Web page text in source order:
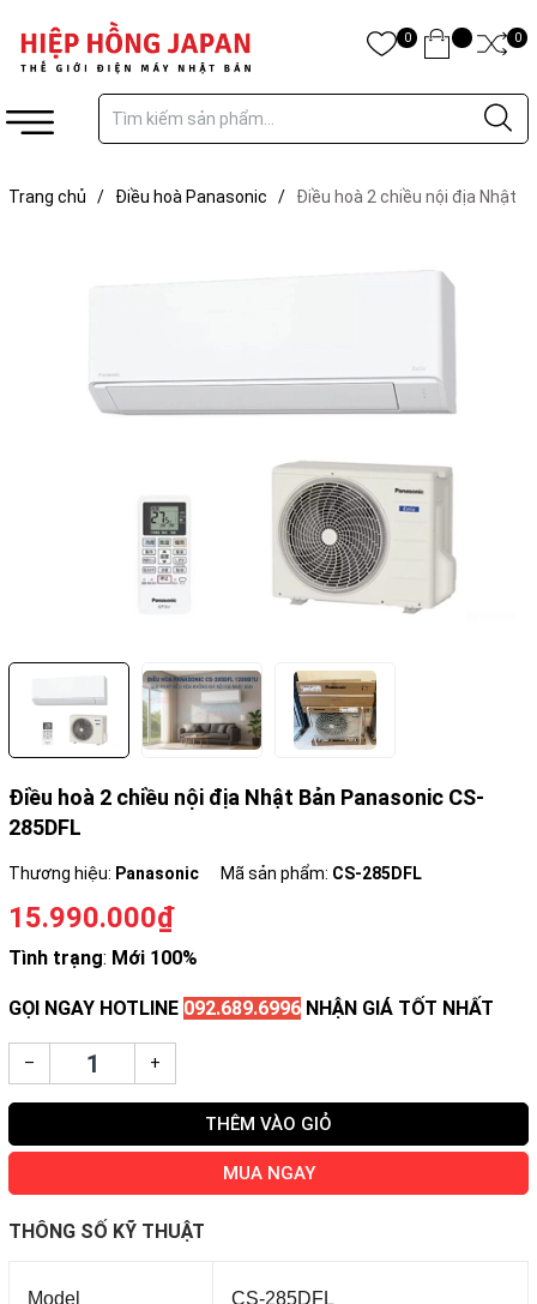
0 0
Trang chủ / Điều hoà Panasonic /
Điều hoà 2 chiều nội địa Nhật
Điều hoà 2 chiều nội địa Nhật Bản Panasonic CS-
285DFL
Thương hiệu: Panasonic Mã sản phẩm: CS-285DFL
15.990.000₫
Tình trạng: Mới 100%
GỌI NGAY HOTLINE 092.689.6996 NHẬN GIÁ TỐT NHẤT
– +
THÊM VÀO GIỎ
MUA NGAY
THÔNG SỐ KỸ THUẬT
Model CS-285DFL